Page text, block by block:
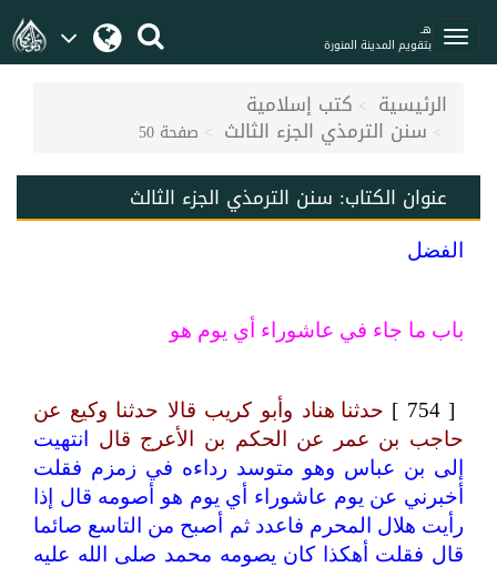
هـ
بتقويم المدينة المنورة
الرئيسية كتب إسلامية
سنن الترمذي الجزء الثالث صفحة 50
عنوان الكتاب: سنن الترمذي الجزء الثالث
الفضل
باب ما جاء في عاشوراء أي يوم هو
[ 754 ]
حدثنا هناد وأبو كريب قالا حدثنا وكيع عن
حاجب بن عمر عن الحكم بن الأعرج قال
انتهيت
إلى بن عباس وهو متوسد رداءه في زمزم فقلت
أخبرني عن يوم عاشوراء أي يوم هو أصومه قال إذا
رأيت هلال المحرم فاعدد ثم أصبح من التاسع صائما
قال فقلت أهكذا كان يصومه محمد صلى الله عليه